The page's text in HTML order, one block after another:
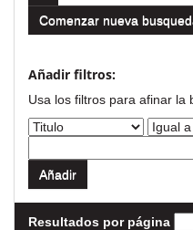
Comenzar nueva
Añadir filtros:
Usa los filtros para afinar la
Resultados por página